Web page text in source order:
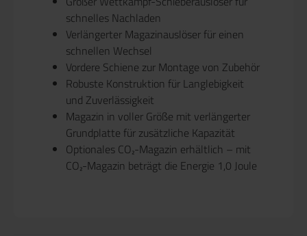
schnelles Nachladen
Verlängerter Magazinauslöser für einen
schnellen Wechsel
Vordere Schiene zur Montage von Zubehör
Robuste Konstruktion für Langlebigkeit
und Zuverlässigkeit
Magazin in voller Größe mit verlängerter
Grundplatte für zusätzliche Kapazität
Optionales CO₂-Magazin erhältlich – mit
CO₂-Magazin beträgt die Energie 1,0 Joule